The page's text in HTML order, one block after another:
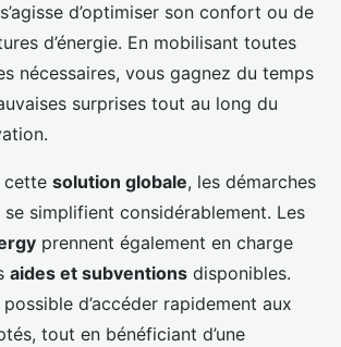
d’optimiser son confort ou de
d’énergie. En mobilisant toutes
nécessaires, vous gagnez du temps
surprises tout au long du
cette solution globale, les démarches
simplifient considérablement. Les
prennent également en charge
aides et subventions disponibles.
d’accéder rapidement aux
tout en bénéficiant d’une